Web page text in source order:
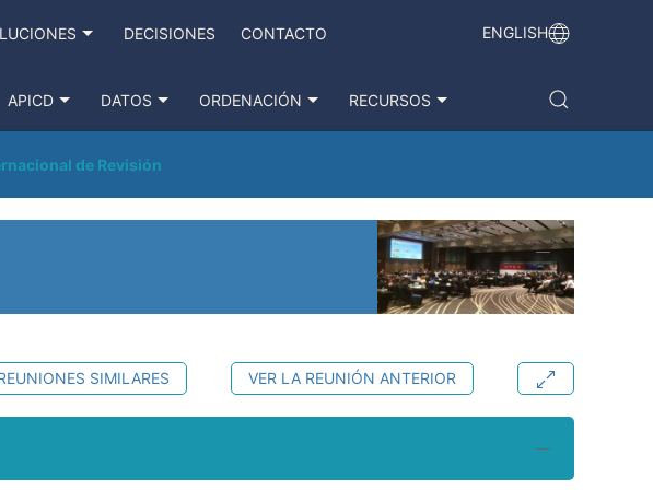
DECISIONES CONTACTO ENGLISH
APICD DATOS ORDENACIÓN RECURSOS
de Revisión
VER LA REUNIÓN ANTERIOR
SIMILARES